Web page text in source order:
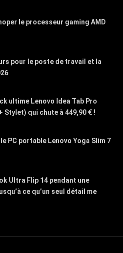
le processeur gaming AMD
pour le poste de travail et la
ultime Lenovo Idea Tab Pro
Stylet) qui chute à 449,90 € !
PC portable Lenovo Yoga Slim 7
Ultra Flip 14 pendant une
ce qu’un seul détail me